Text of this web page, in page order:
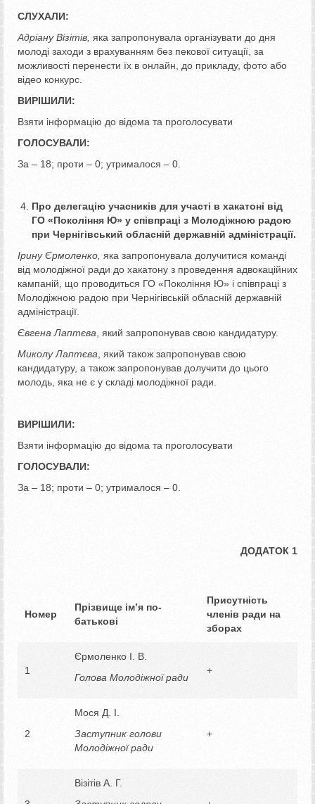
СЛУХАЛИ:
Адріану Візітів, яка запропонувала організувати до дня
молоді заходи з врахуванням без пекової ситуації, за
можливості перенести їх в онлайн, до прикладу, фото або
відео конкурс.
ВИРІШИЛИ:
Взяти інформацію до відома та проголосувати
ГОЛОСУВАЛИ:
За – 18; проти – 0; утрималося – 0.
Про делегацію учасників для участі в хакатоні від
ГО «Покоління Ю» у співпраці з Молодіжною радою
при Чернігівський обласній державній адміністрації.
Ірину Єрмоленко, яка запропонувала долучитися команді
від молодіжної ради до хакатону з проведення адвокаційних
кампаній, що проводиться ГО «Покоління Ю» і співпраці з
Молодіжною радою при Чернігівській обласній державній
адміністрації.
Євгена Лаптєва , який запропонував свою кандидатуру.
Миколу Лаптєва , який також запропонував свою
кандидатуру, а також запропонував долучити до цього
молодь, яка не є у складі молодіжної ради.
ВИРІШИЛИ:
Взяти інформацію до відома та проголосувати
ГОЛОСУВАЛИ:
За – 18; проти – 0; утрималося – 0.
ДОДАТОК 1
Номер
Прізвище ім’я по-
батькові
Присутність
членів ради на
зборах
1
Єрмоленко І. В.
Голова Молодіжної ради
+
2
Мося Д. І.
Заступник голови
Молодіжної ради
+
Візітів А. Г.